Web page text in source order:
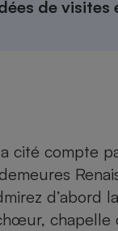
de visites
cité compte
d’abord la
chapelle
à
-